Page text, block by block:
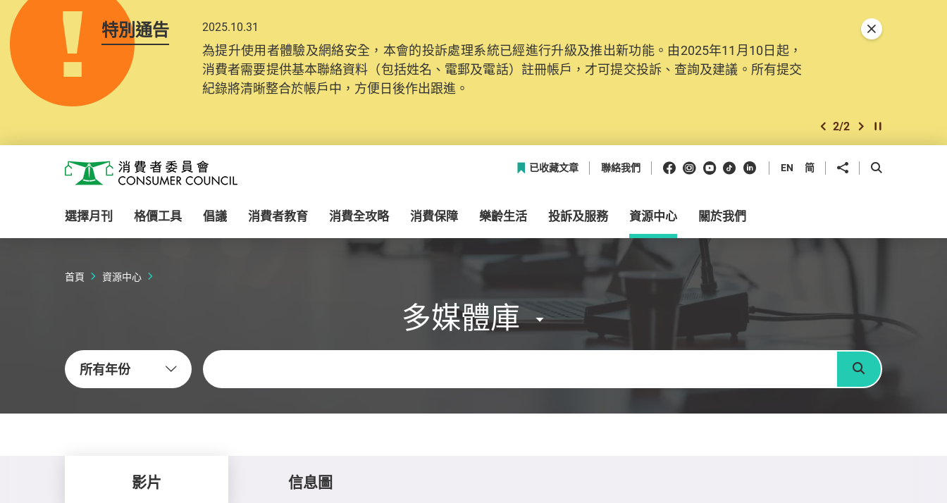
特別通告 2025.10.31
為提升使用者體驗及網絡安全，本會的投訴處理系統已經進行升級及推出新功能。由2025年11月10日起，
消費者需要提供基本聯絡資料（包括姓名、電郵及電話）註冊帳戶，才可提交投訴、查詢及建議。所有提交
紀錄將清晰整合於帳戶中，方便日後作出跟進。
上一個
2/2 下一個開始/暫停幻燈
關閉特別通告
消費者委員會
已收藏文章 聯絡我們 Facebook
Instagram
Youtube
抖音領英 EN 简 分享到 開啟搜尋框
選擇月刊 格價工具 倡議 消費者教育 消費全攻略 消費保障 樂齡生活 投訴及服務 資源中心 關於我們
首頁 資源中心
多媒體庫
所有年份
關鍵字
搜尋
影片 信息圖